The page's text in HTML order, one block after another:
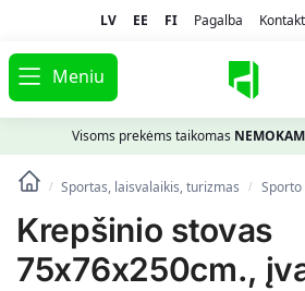
LV EE FI Pagalba
Meniu
Visoms prekėms taikomas
/ Sportas, laisvalaikis, turizmas / Spоrto
Krepšinio stovas
75x76x250cm.,